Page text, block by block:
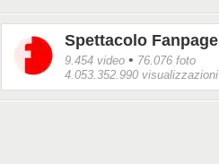
Spettacolo Fanpage
9.454 video • 76.076 foto
4.053.352.990 visualizzazioni